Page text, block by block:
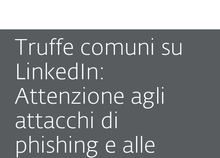
Truffe comuni su
LinkedIn:
Attenzione agli
attacchi di
phishing e alle